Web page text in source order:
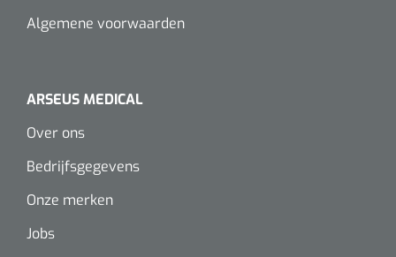
Algemene voorwaarden
ARSEUS MEDICAL
Over ons
Bedrijfsgegevens
Onze merken
Jobs